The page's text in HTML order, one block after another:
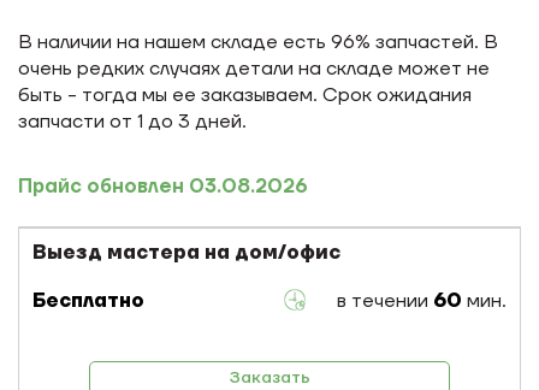
В наличии на нашем складе есть 96% запчастей. В
очень редких случаях детали на складе может не
быть - тогда мы ее заказываем. Срок ожидания
запчасти от 1 до 3 дней.
Прайс обновлен 03.08.2026
Выезд мастера на дом/офис
Бесплатно
в течении 60 мин.
Заказать